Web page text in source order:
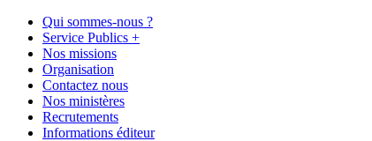
Qui sommes-nous ?
Service Publics +
Nos missions
Organisation
Contactez nous
Nos ministères
Recrutements
Informations éditeur